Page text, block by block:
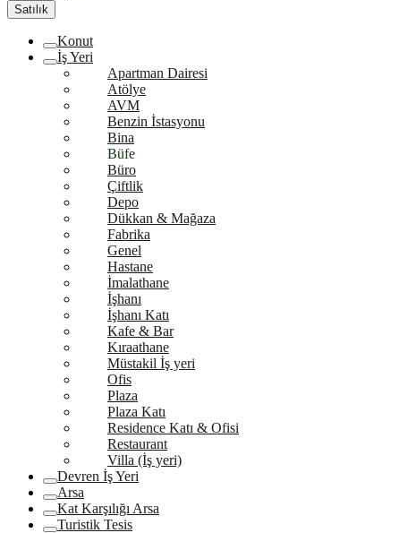
Satılık
Konut
İş Yeri
Apartman Dairesi
Atölye
AVM
Benzin İstasyonu
Bina
Büfe
Büro
Çiftlik
Depo
Dükkan & Mağaza
Fabrika
Genel
Hastane
İmalathane
İşhanı
İşhanı Katı
Kafe & Bar
Kıraathane
Müstakil İş yeri
Ofis
Plaza
Plaza Katı
Residence Katı & Ofisi
Restaurant
Villa (İş yeri)
Devren İş Yeri
Arsa
Kat Karşılığı Arsa
Turistik Tesis